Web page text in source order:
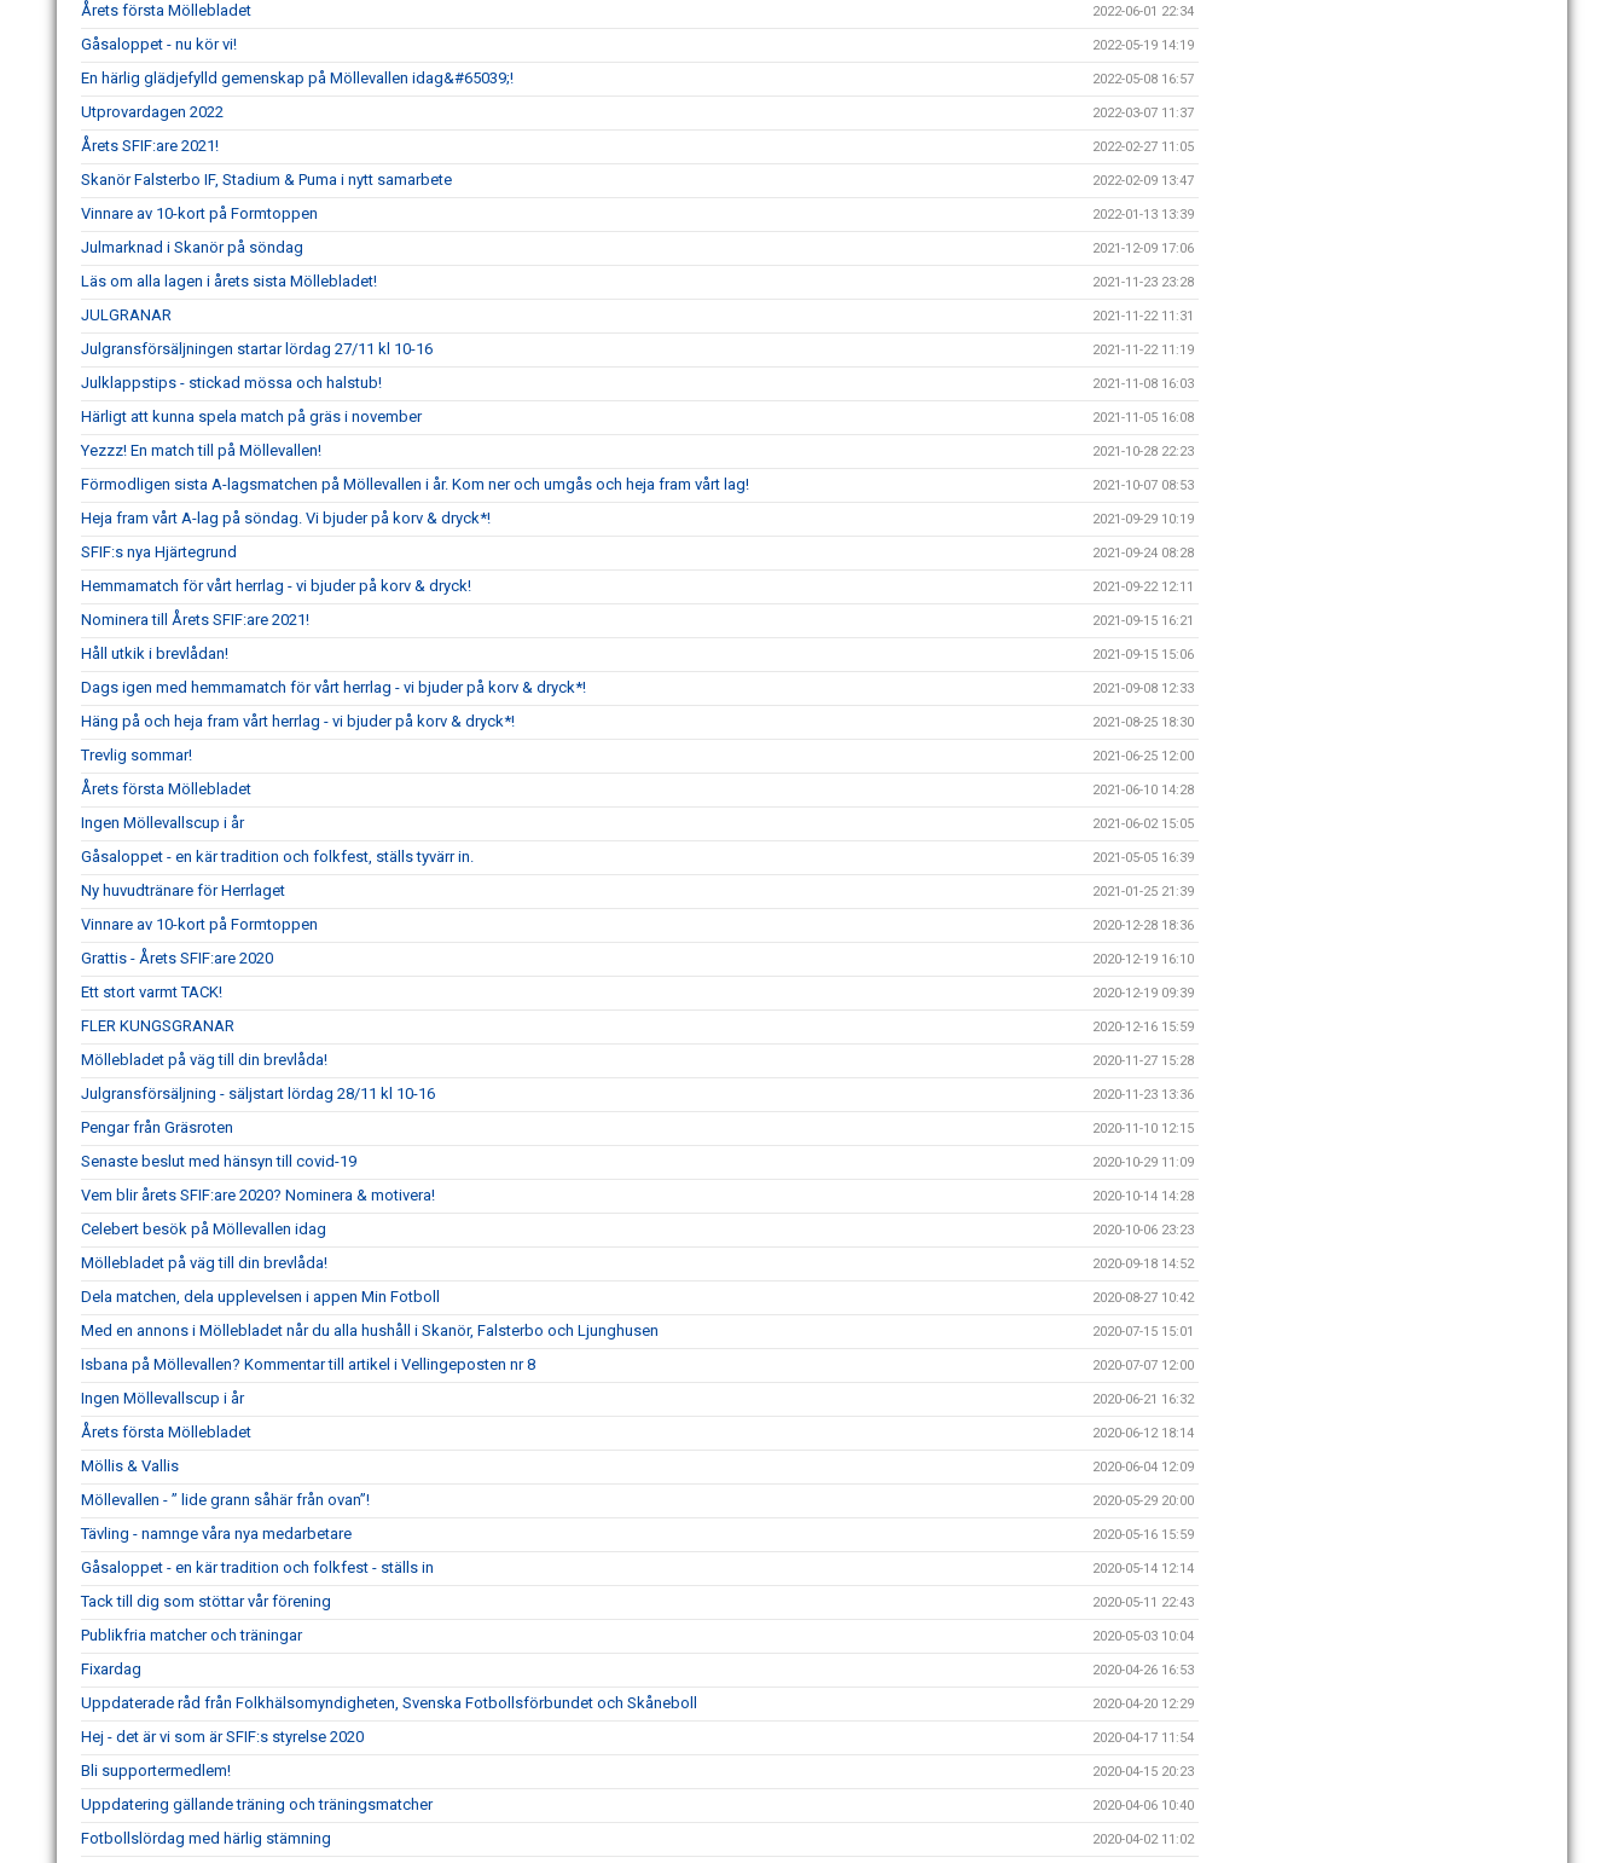
Årets första Möllebladet 2022-06-01 22:34
Gåsaloppet - nu kör vi! 2022-05-19 14:19
En härlig glädjefylld gemenskap på Möllevallen idag&#65039;! 2022-05-08 16:57
Utprovardagen 2022 2022-03-07 11:37
Årets SFIF:are 2021! 2022-02-27 11:05
Skanör Falsterbo IF, Stadium & Puma i nytt samarbete 2022-02-09 13:47
Vinnare av 10-kort på Formtoppen 2022-01-13 13:39
Julmarknad i Skanör på söndag 2021-12-09 17:06
Läs om alla lagen i årets sista Möllebladet! 2021-11-23 23:28
JULGRANAR 2021-11-22 11:31
Julgransförsäljningen startar lördag 27/11 kl 10-16 2021-11-22 11:19
Julklappstips - stickad mössa och halstub! 2021-11-08 16:03
Härligt att kunna spela match på gräs i november 2021-11-05 16:08
Yezzz! En match till på Möllevallen! 2021-10-28 22:23
Förmodligen sista A-lagsmatchen på Möllevallen i år. Kom ner och umgås och heja fram vårt lag! 2021-10-07 08:53
Heja fram vårt A-lag på söndag. Vi bjuder på korv & dryck*! 2021-09-29 10:19
SFIF:s nya Hjärtegrund 2021-09-24 08:28
Hemmamatch för vårt herrlag - vi bjuder på korv & dryck! 2021-09-22 12:11
Nominera till Årets SFIF:are 2021! 2021-09-15 16:21
Håll utkik i brevlådan! 2021-09-15 15:06
Dags igen med hemmamatch för vårt herrlag - vi bjuder på korv & dryck*! 2021-09-08 12:33
Häng på och heja fram vårt herrlag - vi bjuder på korv & dryck*! 2021-08-25 18:30
Trevlig sommar! 2021-06-25 12:00
Årets första Möllebladet 2021-06-10 14:28
Ingen Möllevallscup i år 2021-06-02 15:05
Gåsaloppet - en kär tradition och folkfest, ställs tyvärr in. 2021-05-05 16:39
Ny huvudtränare för Herrlaget 2021-01-25 21:39
Vinnare av 10-kort på Formtoppen 2020-12-28 18:36
Grattis - Årets SFIF:are 2020 2020-12-19 16:10
Ett stort varmt TACK! 2020-12-19 09:39
FLER KUNGSGRANAR 2020-12-16 15:59
Möllebladet på väg till din brevlåda! 2020-11-27 15:28
Julgransförsäljning - säljstart lördag 28/11 kl 10-16 2020-11-23 13:36
Pengar från Gräsroten 2020-11-10 12:15
Senaste beslut med hänsyn till covid-19 2020-10-29 11:09
Vem blir årets SFIF:are 2020? Nominera & motivera! 2020-10-14 14:28
Celebert besök på Möllevallen idag 2020-10-06 23:23
Möllebladet på väg till din brevlåda! 2020-09-18 14:52
Dela matchen, dela upplevelsen i appen Min Fotboll 2020-08-27 10:42
Med en annons i Möllebladet når du alla hushåll i Skanör, Falsterbo och Ljunghusen 2020-07-15 15:01
Isbana på Möllevallen? Kommentar till artikel i Vellingeposten nr 8 2020-07-07 12:00
Ingen Möllevallscup i år 2020-06-21 16:32
Årets första Möllebladet 2020-06-12 18:14
Möllis & Vallis 2020-06-04 12:09
Möllevallen - ” lide grann såhär från ovan”! 2020-05-29 20:00
Tävling - namnge våra nya medarbetare 2020-05-16 15:59
Gåsaloppet - en kär tradition och folkfest - ställs in 2020-05-14 12:14
Tack till dig som stöttar vår förening 2020-05-11 22:43
Publikfria matcher och träningar 2020-05-03 10:04
Fixardag 2020-04-26 16:53
Uppdaterade råd från Folkhälsomyndigheten, Svenska Fotbollsförbundet och Skåneboll 2020-04-20 12:29
Hej - det är vi som är SFIF:s styrelse 2020 2020-04-17 11:54
Bli supportermedlem! 2020-04-15 20:23
Uppdatering gällande träning och träningsmatcher 2020-04-06 10:40
Fotbollslördag med härlig stämning 2020-04-02 11:02